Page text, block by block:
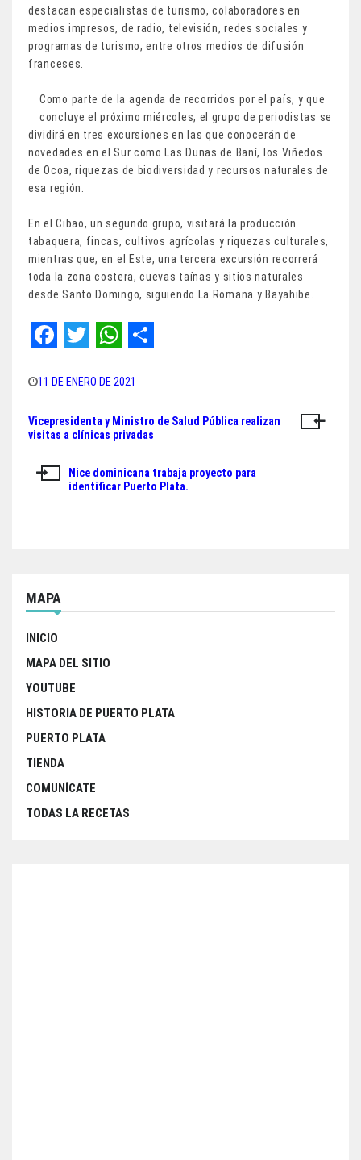
destacan especialistas de turismo, colaboradores en
medios impresos, de radio, televisión, redes sociales y
programas de turismo, entre otros medios de difusión
franceses.
Como parte de la agenda de recorridos por el país, y que
concluye el próximo miércoles, el grupo de periodistas se
dividirá en tres excursiones en las que conocerán de
novedades en el Sur como Las Dunas de Baní, los Viñedos
de Ocoa, riquezas de biodiversidad y recursos naturales de
esa región.
En el Cibao, un segundo grupo, visitará la producción
tabaquera, fincas, cultivos agrícolas y riquezas culturales,
mientras que, en el Este, una tercera excursión recorrerá
toda la zona costera, cuevas taínas y sitios naturales
desde Santo Domingo, siguiendo La Romana y Bayahibe.
a
c
e
b
o
w
i
t
t
e
h
a
t
s
A
h
a
r
e
11 DE ENERO DE 2021
Navegación
entradas
Vicepresidenta y Ministro de Salud Pública realizan
visitas a clínicas privadas
Nice dominicana trabaja proyecto para
identificar Puerto Plata.
MAPA
INICIO
MAPA DEL SITIO
YOUTUBE
HISTORIA DE PUERTO PLATA
PUERTO PLATA
TIENDA
COMUNÍCATE
TODAS LA RECETAS